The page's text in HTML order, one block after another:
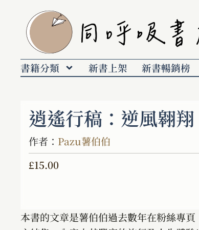
書籍分類 新書上架 新書暢銷榜
逍遙行稿：逆風翱翔
作者： Pazu薯伯伯
£15.00
本書的文章是薯伯伯過去數年在粉絲